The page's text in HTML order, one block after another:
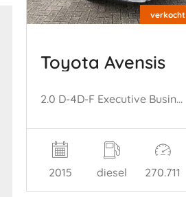
verkocht
Toyota Avensis
2.0 D-4D-F Executive Business
2015 diesel 270.711